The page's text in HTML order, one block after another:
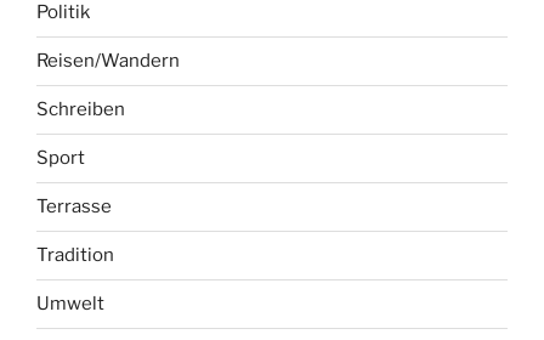
Politik
Reisen/Wandern
Schreiben
Sport
Terrasse
Tradition
Umwelt